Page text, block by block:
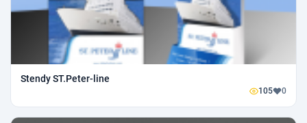
Stendy ST.Peter-line
105 0